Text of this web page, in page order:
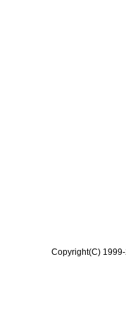
Copyright(C)